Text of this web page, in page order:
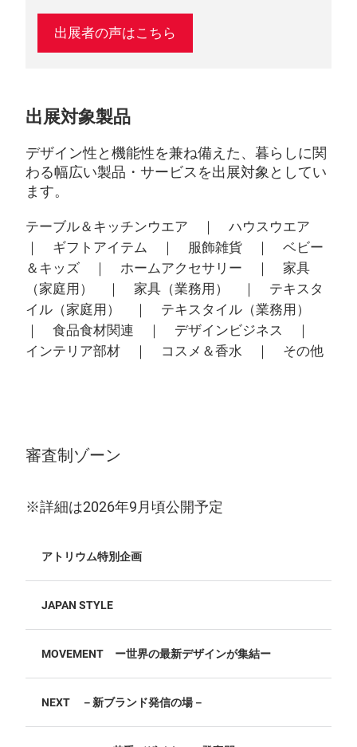
出展者の声はこちら
出展対象製品
デザイン性と機能性を兼ね備えた、暮らしに関
わる幅広い製品・サービスを出展対象としてい
ます。
テーブル＆キッチンウエア ｜ ハウスウエア
｜ ギフトアイテム ｜ 服飾雑貨 ｜ ベビー
＆キッズ ｜ ホームアクセサリー ｜ 家具
（家庭用） ｜ 家具（業務用） ｜ テキスタ
イル（家庭用） ｜ テキスタイル（業務用）
｜ 食品食材関連 ｜ デザインビジネス ｜
インテリア部材 ｜ コスメ＆香水 ｜ その他
審査制ゾーン
※詳細は2026年9月頃公開予定
アトリウム特別企画
JAPAN STYLE
MOVEMENT ー世界の最新デザインが集結ー
NEXT －新ブランド発信の場－